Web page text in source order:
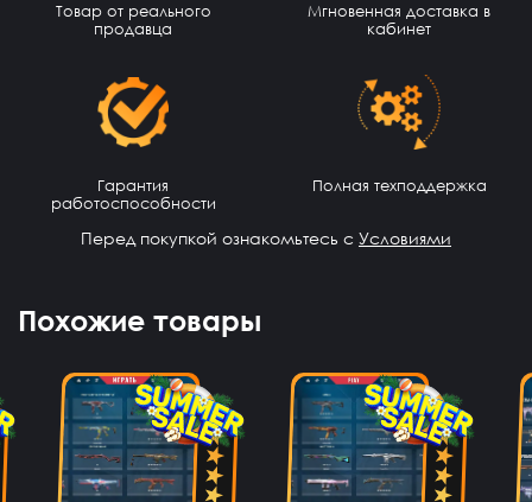
Товар от реального
продавца
Мгновенная доставка в
кабинет
Гарантия
работоспособности
Полная техподдержка
Перед покупкой ознакомьтесь с Условиями
Похожие товары
Ребят я скинул 300 рублей, но перед этим забыл
зарегестрироваться, что делать?
14 часов назад
Круто
13 часов назад
Это правда
LP彡F A G E N10 часов назад
Очень круто, купил акк, все работает
Аким Братов9 часов назад
Привет